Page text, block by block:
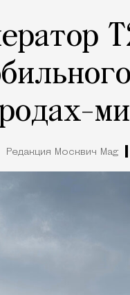
Редакция Москвич Mag